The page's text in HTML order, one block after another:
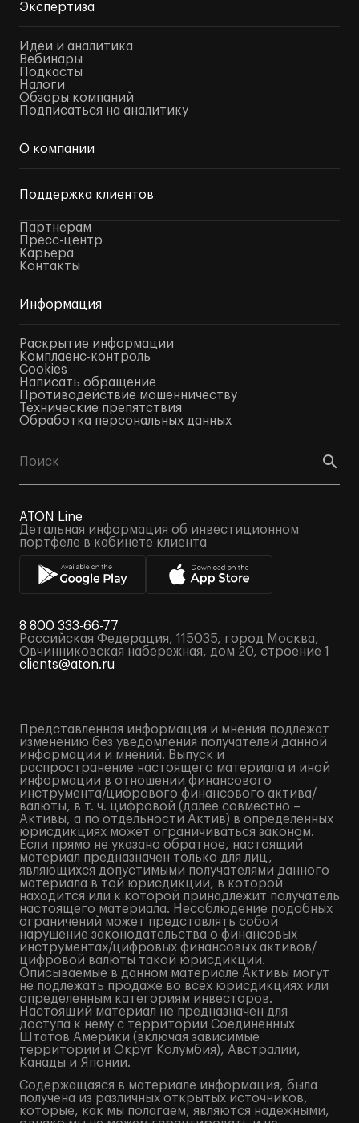
Экспертиза
Идеи и аналитика
Вебинары
Подкасты
Налоги
Обзоры компаний
Подписаться на аналитику
О компании
Поддержка клиентов
Партнерам
Пресс-центр
Карьера
Контакты
Информация
Раскрытие информации
Комплаенс-контроль
Cookies
Написать обращение
Противодействие мошенничеству
Технические препятствия
Обработка персональных данных
ATON Line
Детальная информация об инвестиционном
портфеле в кабинете клиента
8 800 333-66-77
Российская Федерация, 115035, город Москва,
Овчинниковская набережная, дом 20, строение 1
clients@aton.ru
Представленная информация и мнения подлежат
изменению без уведомления получателей данной
информации и мнений. Выпуск и
распространение настоящего материала и иной
информации в отношении финансового
инструмента/цифрового финансового актива/
валюты, в т. ч. цифровой (далее совместно –
Активы, а по отдельности Актив) в определенных
юрисдикциях может ограничиваться законом.
Если прямо не указано обратное, настоящий
материал предназначен только для лиц,
являющихся допустимыми получателями данного
материала в той юрисдикции, в которой
находится или к которой принадлежит получатель
настоящего материала. Несоблюдение подобных
ограничений может представлять собой
нарушение законодательства о финансовых
инструментах/цифровых финансовых активов/
цифровой валюты такой юрисдикции.
Описываемые в данном материале Активы могут
не подлежать продаже во всех юрисдикциях или
определенным категориям инвесторов.
Настоящий материал не предназначен для
доступа к нему с территории Соединенных
Штатов Америки (включая зависимые
территории и Округ Колумбия), Австралии,
Канады и Японии.
Содержащаяся в материале информация, была
получена из различных открытых источников,
которые, как мы полагаем, являются надежными,